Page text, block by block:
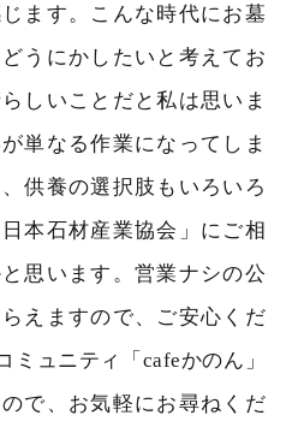
ます。こんな時代にお墓
うにかしたいと考えてお
しいことだと私は思いま
単なる作業になってしま
供養の選択肢もいろいろ
本石材産業協会」にご相
思います。営業ナシの公
えますので、ご安心くだ
ミュニティ「cafeかのん」
で、お気軽にお尋ねくだ